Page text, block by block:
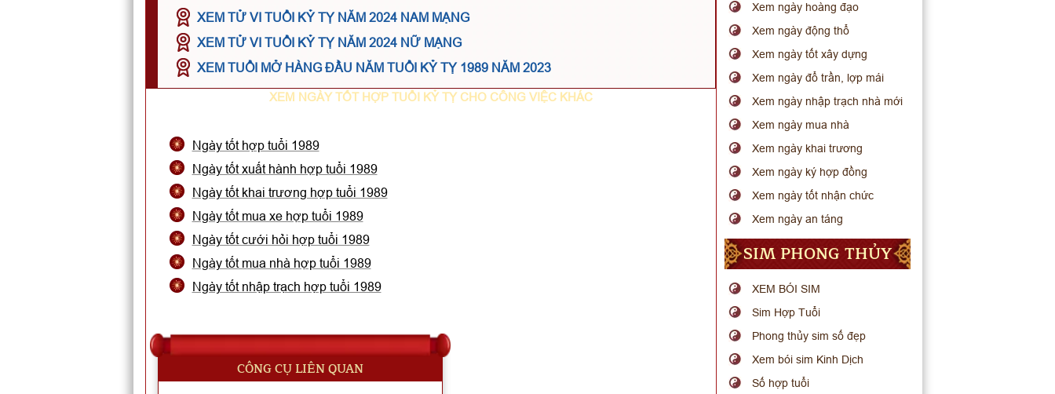
XEM TỬ VI TUỔI KỶ TỴ NĂM 2024 NAM MẠNG
XEM TỬ VI TUỔI KỶ TỴ NĂM 2024 NỮ MẠNG
XEM TUỔI MỞ HÀNG ĐẦU NĂM TUỔI KỶ TỴ 1989 NĂM 2023
XEM NGÀY TỐT HỢP TUỔI KỶ TỴ CHO CÔNG VIỆC KHÁC
Ngày tốt hợp tuổi 1989
Ngày tốt xuất hành hợp tuổi 1989
Ngày tốt khai trương hợp tuổi 1989
Ngày tốt mua xe hợp tuổi 1989
Ngày tốt cưới hỏi hợp tuổi 1989
Ngày tốt mua nhà hợp tuổi 1989
Ngày tốt nhập trạch hợp tuổi 1989
CÔNG CỤ LIÊN QUAN
Xem ngày hoàng đạo
Xem ngày động thổ
Xem ngày tốt xây dựng
Xem ngày đổ trần, lợp mái
Xem ngày nhập trạch nhà mới
Xem ngày mua nhà
Xem ngày khai trương
Xem ngày ký hợp đồng
Xem ngày tốt nhận chức
Xem ngày an táng
SIM PHONG THỦY
XEM BÓI SIM
Sim Hợp Tuổi
Phong thủy sim số đẹp
Xem bói sim Kinh Dịch
Số hợp tuổi